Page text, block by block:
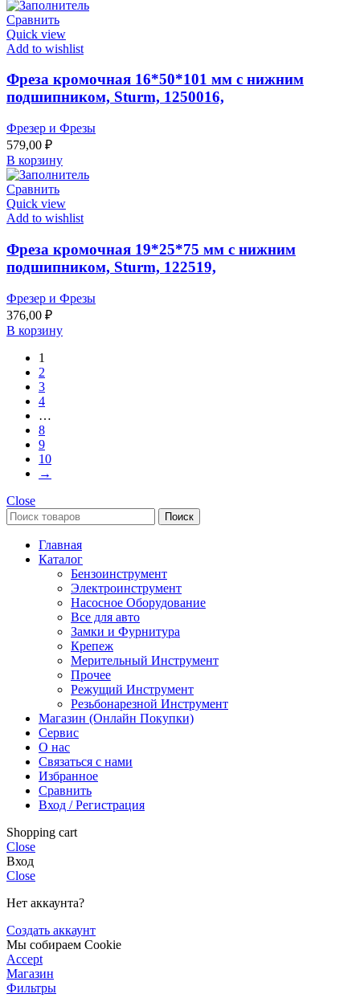
Сравнить
Quick view
Add to wishlist
Фреза кромочная 16*50*101 мм с нижним
подшипником, Sturm, 1250016,
Фрезер и Фрезы
579,00 ₽
В корзину
Сравнить
Quick view
Add to wishlist
Фреза кромочная 19*25*75 мм с нижним
подшипником, Sturm, 122519,
Фрезер и Фрезы
376,00 ₽
В корзину
1
2
3
4
…
8
9
10
→
Close
Поиск
Главная
Каталог
Бензоинструмент
Электроинструмент
Насосное Оборудование
Все для авто
Замки и Фурнитура
Крепеж
Мерительный Инструмент
Прочее
Режущий Инструмент
Резьбонарезной Инструмент
Магазин (Онлайн Покупки)
Сервис
О нас
Связаться с нами
Избранное
Сравнить
Вход / Регистрация
Shopping cart
Close
Вход
Close
Нет аккаунта?
Создать аккаунт
Мы собираем Cookie
Accept
Магазин
Фильтры